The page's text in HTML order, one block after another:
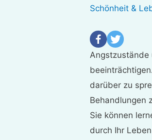
Schönheit &
Angstzustände
darüber zu
Behandlungen
Sie können
durch Ihr